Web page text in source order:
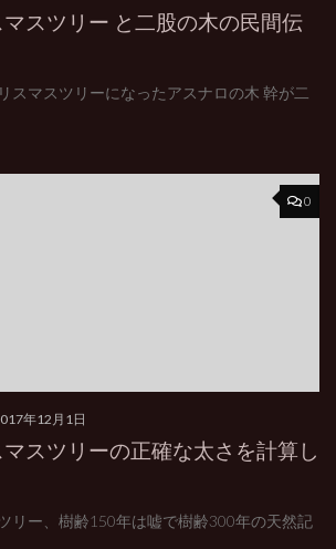
スツリー と二股の木の民間伝
スマスツリーになったアスナロの木 幹が二
0
年12月1日
スツリーの正確な太さを計算し
リー、樹齢150年は嘘で樹齢300年の天然記